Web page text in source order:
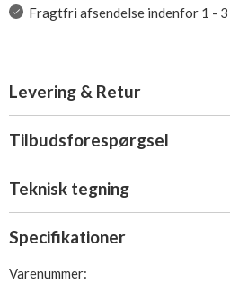
Fragtfri afsendelse indenfor 1 - 3
Levering & Retur
Tilbudsforespørgsel
Teknisk tegning
Specifikationer
Varenummer: